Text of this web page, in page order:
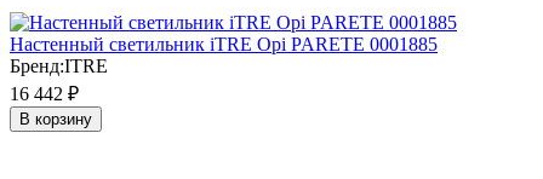
Настенный светильник iTRE Opi PARETE 0001885
Бренд:ITRE
16 442 ₽
В корзину